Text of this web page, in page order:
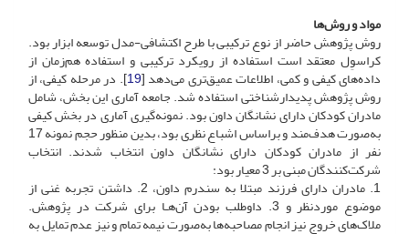
مواد و روش‌ها
روش پژوهش حاضر از نوع ترکیبی با طرح اکتشافی-مدل توسعه ابزار بود.
کراسوِل معتقد است استفاده از رویکرد ترکیبی و استفاده هم‌زمان از
داده‌های کیفی و کمی، اطلاعات عمیق‌تری می‌دهد [19]. در مرحله کیفی، از
روش پژوهش پدیدارشناختی استفاده شد. جامعه آماری این بخش، شامل
مادران کودکان دارای نشانگان داون بود. نمونه‌گیری آماری در بخش کیفی
به‌صورت هدف‌مند و براساس اشباع نظری بود، بدین منظور حجم نمونه 17
نفر از مادران کودکان دارای نشانگان داون انتخاب شدند. انتخاب
شرکت‌کنندگان مبنی بر 3 معیار بود:
1. مادران دارای فرزند مبتلا به سندرم داون، 2. داشتن تجربه غنی از
موضوع موردنظر و 3. داوطلب بودن آن‌هـا برای شرکت در پژوهش.
ملاک‌های خروج نیز انجام مصاحبه‌ها به‌صورت نیمه تمام و نیز عدم تمایل به